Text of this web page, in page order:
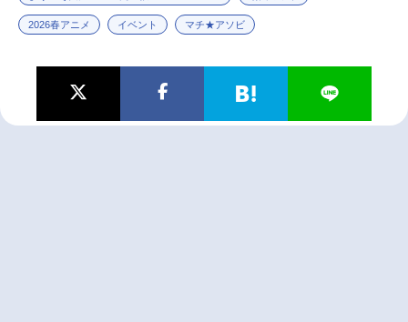
2026春アニメ イベント マチ★アソビ